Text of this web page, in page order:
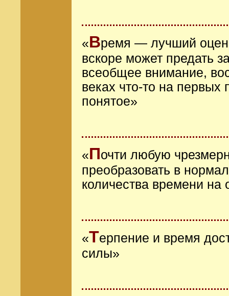
«Время ― лучший
вскоре может предать
всеобщее внимание,
веках что-то на первых
понятое»
«Почти любую
преобразовать в
количества времени на
«Терпение и время
силы»